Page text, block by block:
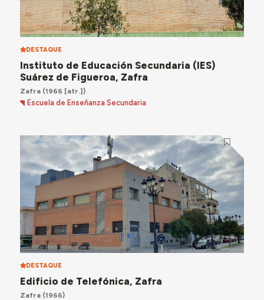
DESTAQUE
Instituto de Educación Secundaria (IES)
Suárez de Figueroa, Zafra
Zafra(1966 [atr.])
Escuela de Enseñanza Secundaria
DESTAQUE
Edificio de Telefónica, Zafra
Zafra(1966)